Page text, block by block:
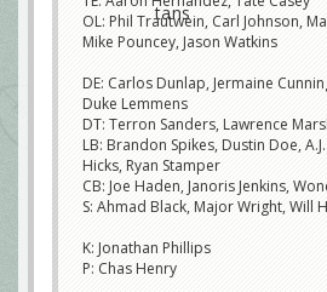
OL: Phil Trautwein, Carl Johnson,
Mike Pouncey, Jason Watkins
DE: Carlos Dunlap, Jermaine
Duke Lemmens
DT: Terron Sanders, Lawrence
LB: Brandon Spikes, Dustin Doe,
Hicks, Ryan Stamper
CB: Joe Haden, Janoris Jenkins,
S: Ahmad Black, Major Wright, Will
K: Jonathan Phillips
P: Chas Henry